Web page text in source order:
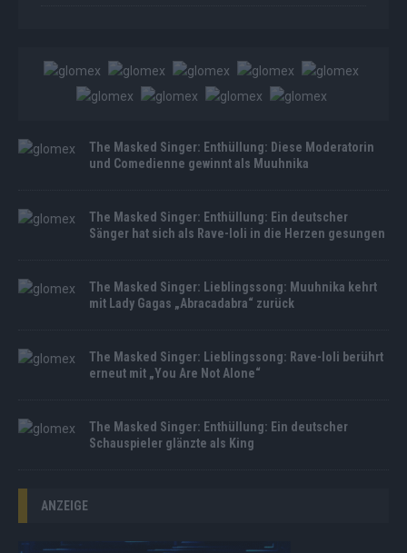
The Masked Singer: Enthüllung: Diese Moderatorin
und Comedienne gewinnt als Muuhnika
The Masked Singer: Enthüllung: Ein deutscher
Sänger hat sich als Rave-Ioli in die Herzen gesungen
The Masked Singer: Lieblingssong: Muuhnika kehrt
mit Lady Gagas „Abracadabra“ zurück
The Masked Singer: Lieblingssong: Rave-Ioli berührt
erneut mit „You Are Not Alone“
The Masked Singer: Enthüllung: Ein deutscher
Schauspieler glänzte als King
ANZEIGE